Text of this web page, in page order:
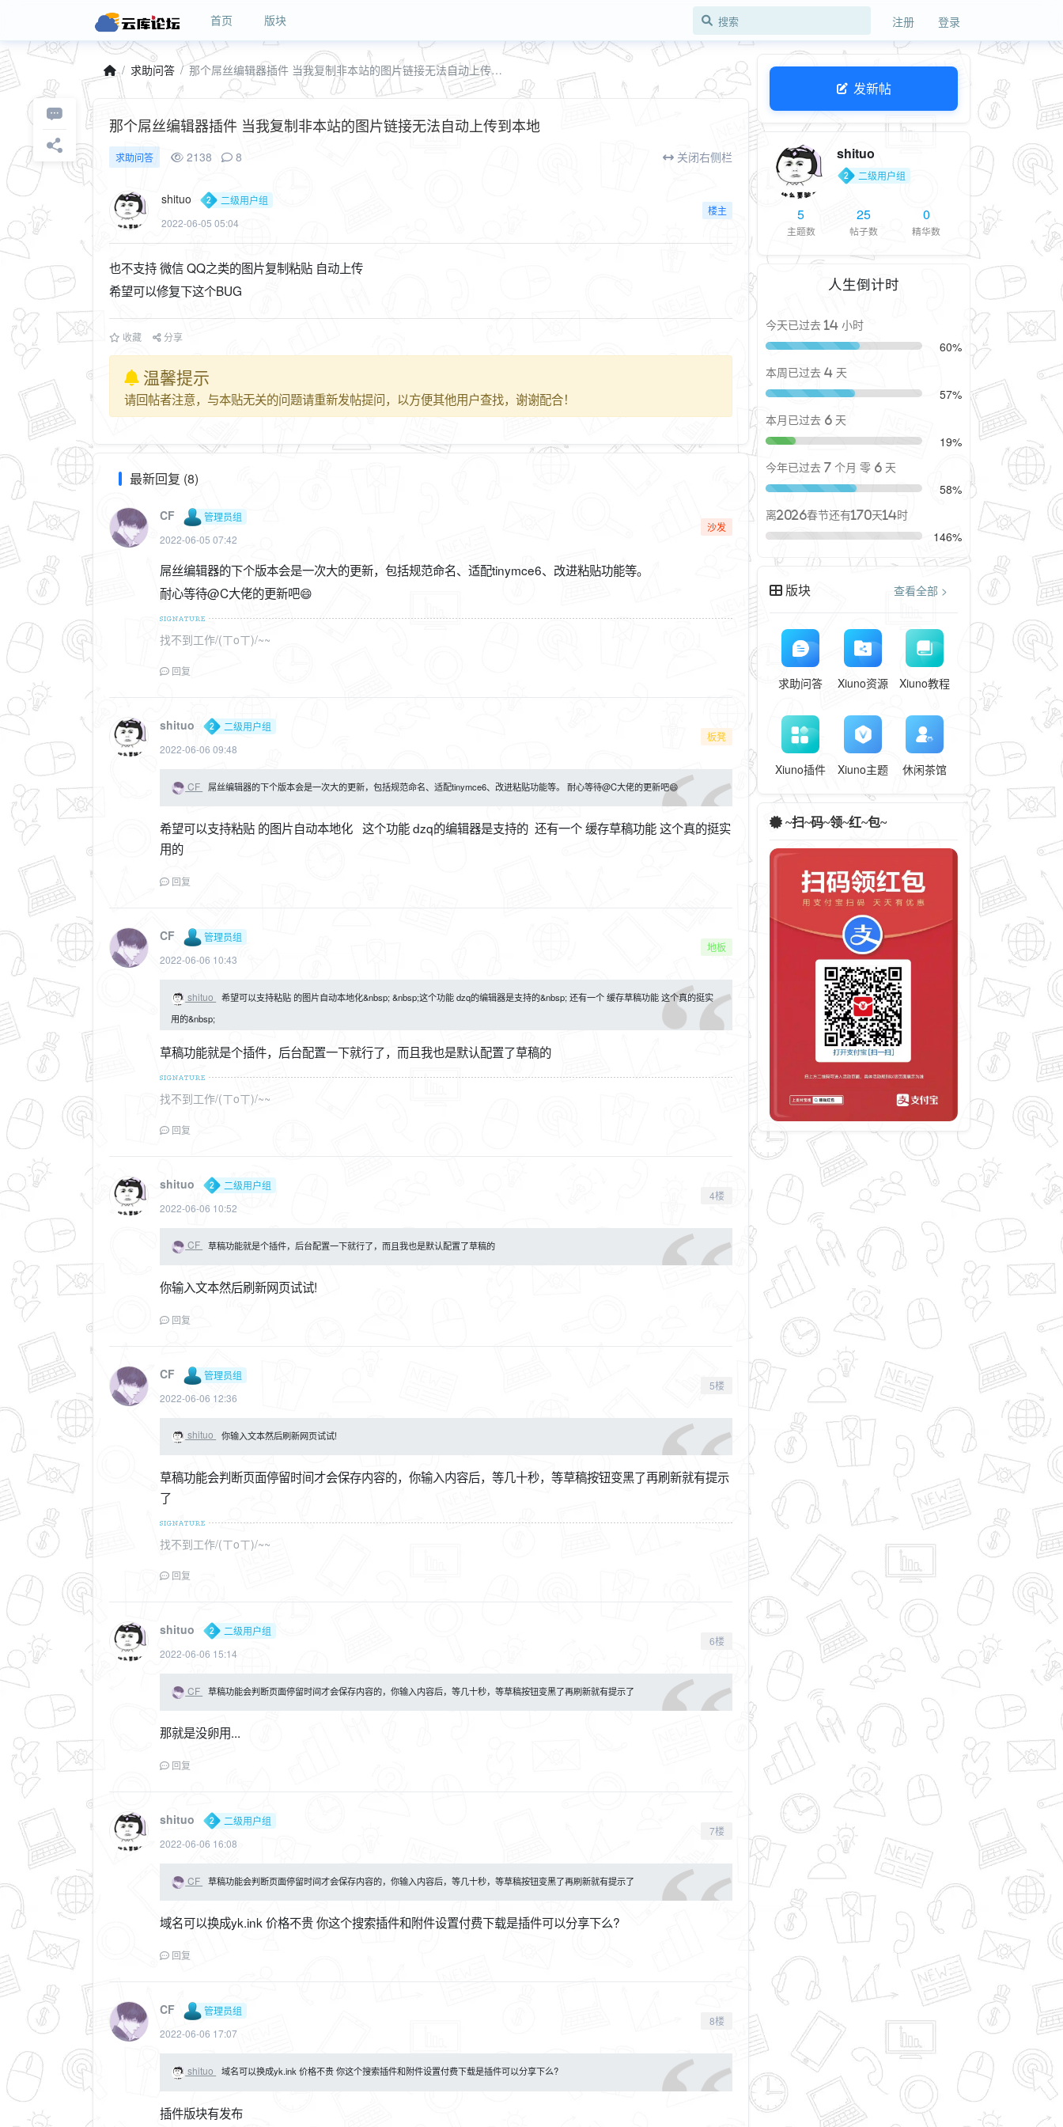
首页 版块 注册 登录
求助问答 那个屌丝编辑器插件 当我复制非本站的图片链接无法自动上传到本地
那个屌丝编辑器插件 当我复制非本站的图片链接无法自动上传到本地
求助问答 2138 8 关闭右侧栏
shituo
二级用户组
2022-06-05 05:04
楼主
也不支持 微信 QQ之类的图片复制粘贴 自动上传
希望可以修复下这个BUG
收藏 分享
温馨提示
请回帖者注意，与本贴无关的问题请重新发帖提问，以方便其他用户查找，谢谢配合！
最新回复 (8)
CF
管理员组
2022-06-05 07:42
沙发
屌丝编辑器的下个版本会是一次大的更新，包括规范命名、适配tinymce6、改进粘贴功能等。
耐心等待@C大佬的更新吧😄
找不到工作/(ㄒoㄒ)/~~
回复
shituo
二级用户组
2022-06-06 09:48
板凳
CF 屌丝编辑器的下个版本会是一次大的更新，包括规范命名、适配tinymce6、改进粘贴功能等。 耐心等待@C大佬的更新吧😄
希望可以支持粘贴 的图片自动本地化 这个功能 dzq的编辑器是支持的 还有一个 缓存草稿功能 这个真的挺实
用的
回复
CF
管理员组
2022-06-06 10:43
地板
shituo
希望可以支持粘贴 的图片自动本地化&nbsp; &nbsp;这个功能 dzq的编辑器是支持的&nbsp; 还有一个 缓存草稿功能 这个真的挺实
用的&nbsp;
草稿功能就是个插件，后台配置一下就行了，而且我也是默认配置了草稿的
找不到工作/(ㄒoㄒ)/~~
回复
shituo
二级用户组
2022-06-06 10:52
4楼
CF 草稿功能就是个插件，后台配置一下就行了，而且我也是默认配置了草稿的
你输入文本然后刷新网页试试!
回复
CF
管理员组
2022-06-06 12:36
5楼
shituo 你输入文本然后刷新网页试试!
草稿功能会判断页面停留时间才会保存内容的，你输入内容后，等几十秒，等草稿按钮变黑了再刷新就有提示
了
找不到工作/(ㄒoㄒ)/~~
回复
shituo
二级用户组
2022-06-06 15:14
6楼
CF 草稿功能会判断页面停留时间才会保存内容的，你输入内容后，等几十秒，等草稿按钮变黑了再刷新就有提示了
那就是没卵用...
回复
shituo
二级用户组
2022-06-06 16:08
7楼
CF 草稿功能会判断页面停留时间才会保存内容的，你输入内容后，等几十秒，等草稿按钮变黑了再刷新就有提示了
域名可以换成yk.ink 价格不贵 你这个搜索插件和附件设置付费下载是插件可以分享下么?
回复
CF
管理员组
2022-06-06 17:07
8楼
shituo 域名可以换成yk.ink 价格不贵 你这个搜索插件和附件设置付费下载是插件可以分享下么?
插件版块有发布
发新帖
shituo
二级用户组
5
主题数
25
帖子数
0
精华数
人生倒计时
今天已过去 14 小时
60%
本周已过去 4 天
57%
本月已过去 6 天
19%
今年已过去 7 个月 零 6 天
58%
离2026春节还有170天14时
146%
版块 查看全部 >
求助问答 Xiuno资源 Xiuno教程
Xiuno插件 Xiuno主题 休闲茶馆
~扫~码~领~红~包~